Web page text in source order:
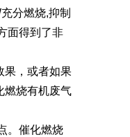
分燃烧,抑制
面得到了非
果，或者如果
燃烧有机废气
。催化燃烧